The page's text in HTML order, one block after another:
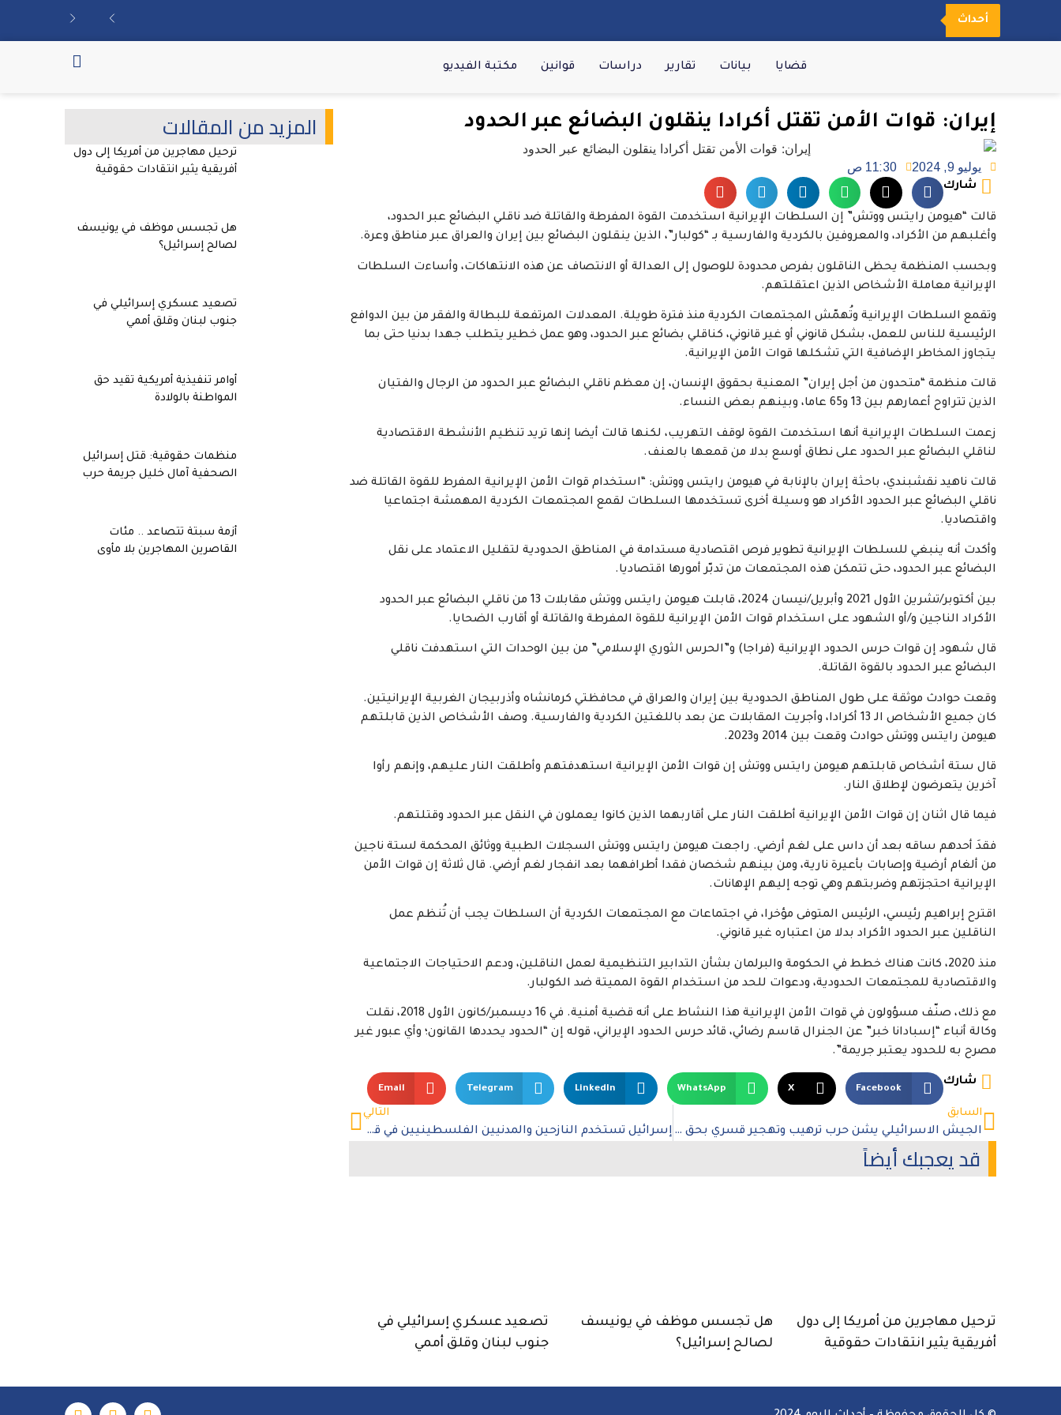
أحداث
قضايا بيانات تقارير دراسات قوانين مكتبة الفيديو
إيران: قوات الأمن تقتل أكرادا ينقلون البضائع عبر الحدود
يوليو 9, 2024 11:30 ص
شارك
قالت “هيومن رايتس ووتش” إن السلطات الإيرانية استخدمت القوة المفرطة والقاتلة ضد ناقلي البضائع عبر الحدود،
وأغلبهم من الأكراد، والمعروفين بالكردية والفارسية بـ “كولبار”، الذين ينقلون البضائع بين إيران والعراق عبر مناطق وعرة.
وبحسب المنظمة يحظى الناقلون بفرص محدودة للوصول إلى العدالة أو الانتصاف عن هذه الانتهاكات، وأساءت السلطات
الإيرانية معاملة الأشخاص الذين اعتقلتهم.
وتقمع السلطات الإيرانية وتُهمّش المجتمعات الكردية منذ فترة طويلة. المعدلات المرتفعة للبطالة والفقر من بين الدوافع
الرئيسية للناس للعمل، بشكل قانوني أو غير قانوني، كناقلي بضائع عبر الحدود، وهو عمل خطير يتطلب جهدا بدنيا حتى بما
يتجاوز المخاطر الإضافية التي تشكلها قوات الأمن الإيرانية.
قالت منظمة “متحدون من أجل إيران” المعنية بحقوق الإنسان، إن معظم ناقلي البضائع عبر الحدود من الرجال والفتيان
الذين تتراوح أعمارهم بين 13 و65 عاما، وبينهم بعض النساء.
زعمت السلطات الإيرانية أنها استخدمت القوة لوقف التهريب، لكنها قالت أيضا إنها تريد تنظيم الأنشطة الاقتصادية
لناقلي البضائع عبر الحدود على نطاق أوسع بدلا من قمعها بالعنف.
قالت ناهيد نقشبندي، باحثة إيران بالإنابة في هيومن رايتس ووتش: “استخدام قوات الأمن الإيرانية المفرط للقوة القاتلة ضد
ناقلي البضائع عبر الحدود الأكراد هو وسيلة أخرى تستخدمها السلطات لقمع المجتمعات الكردية المهمشة اجتماعيا
واقتصاديا.
وأكدت أنه ينبغي للسلطات الإيرانية تطوير فرص اقتصادية مستدامة في المناطق الحدودية لتقليل الاعتماد على نقل
البضائع عبر الحدود، حتى تتمكن هذه المجتمعات من تدبّر أمورها اقتصاديا.
بين أكتوبر/تشرين الأول 2021 وأبريل/نيسان 2024، قابلت هيومن رايتس ووتش مقابلات 13 من ناقلي البضائع عبر الحدود
الأكراد الناجين و/أو الشهود على استخدام قوات الأمن الإيرانية للقوة المفرطة والقاتلة أو أقارب الضحايا.
قال شهود إن قوات حرس الحدود الإيرانية (فراجا) و”الحرس الثوري الإسلامي” من بين الوحدات التي استهدفت ناقلي
البضائع عبر الحدود بالقوة القاتلة.
وقعت حوادث موثقة على طول المناطق الحدودية بين إيران والعراق في محافظتي كرمانشاه وأذربيجان الغربية الإيرانيتين.
كان جميع الأشخاص الـ 13 أكرادا، وأجريت المقابلات عن بعد باللغتين الكردية والفارسية. وصف الأشخاص الذين قابلتهم
هيومن رايتس ووتش حوادث وقعت بين 2014 و2023.
قال ستة أشخاص قابلتهم هيومن رايتس ووتش إن قوات الأمن الإيرانية استهدفتهم وأطلقت النار عليهم، وإنهم رأوا
آخرين يتعرضون لإطلاق النار.
فيما قال اثنان إن قوات الأمن الإيرانية أطلقت النار على أقاربهما الذين كانوا يعملون في النقل عبر الحدود وقتلتهم.
فقدَ أحدهم ساقه بعد أن داس على لغم أرضي. راجعت هيومن رايتس ووتش السجلات الطبية ووثائق المحكمة لستة ناجين
من ألغام أرضية وإصابات بأعيرة نارية، ومن بينهم شخصان فقدا أطرافهما بعد انفجار لغم أرضي. قال ثلاثة إن قوات الأمن
الإيرانية احتجزتهم وضربتهم وهي توجه إليهم الإهانات.
اقترح إبراهيم رئيسي، الرئيس المتوفى مؤخرا، في اجتماعات مع المجتمعات الكردية أن السلطات يجب أن تُنظم عمل
الناقلين عبر الحدود الأكراد بدلا من اعتباره غير قانوني.
منذ 2020، كانت هناك خطط في الحكومة والبرلمان بشأن التدابير التنظيمية لعمل الناقلين، ودعم الاحتياجات الاجتماعية
والاقتصادية للمجتمعات الحدودية، ودعوات للحد من استخدام القوة المميتة ضد الكولبار.
مع ذلك، صنّف مسؤولون في قوات الأمن الإيرانية هذا النشاط على أنه قضية أمنية. في 16 ديسمبر/كانون الأول 2018، نقلت
وكالة أنباء “إسبادانا خبر” عن الجنرال قاسم رضائي، قائد حرس الحدود الإيراني، قوله إن “الحدود يحددها القانون؛ وأي عبور غير
مصرح به للحدود يعتبر جريمة”.
شارك
Facebook
X
WhatsApp
LinkedIn
Telegram
Email
السابق
الجيش الاسرائيلي يشن حرب ترهيب وتهجير قسري بحق سكان مدينة غزة وشمالها
التالي
إسرائيل تستخدم النازحين والمدنيين الفلسطينيين في قطاع غزة كأداة ضغط وابتزاز سياسية
قد يعجبك أيضاً
ترحيل مهاجرين من أمريكا إلى دول
أفريقية يثير انتقادات حقوقية
هل تجسس موظف في يونيسف
لصالح إسرائيل؟
تصعيد عسكري إسرائيلي في
جنوب لبنان وقلق أممي
المزيد من المقالات
ترحيل مهاجرين من أمريكا إلى دول
أفريقية يثير انتقادات حقوقية
هل تجسس موظف في يونيسف
لصالح إسرائيل؟
تصعيد عسكري إسرائيلي في
جنوب لبنان وقلق أممي
أوامر تنفيذية أمريكية تقيد حق
المواطنة بالولادة
منظمات حقوقية: قتل إسرائيل
الصحفية آمال خليل جريمة حرب
أزمة سبتة تتصاعد .. مئات
القاصرين المهاجرين بلا مأوى